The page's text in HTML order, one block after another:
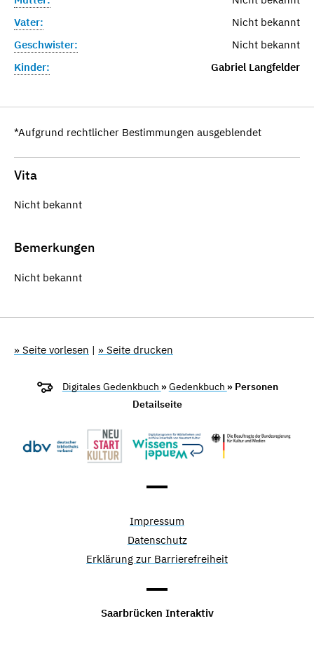
Vater:
Nicht bekannt
Geschwister:
Nicht bekannt
Kinder:
Gabriel Langfelder
*Aufgrund rechtlicher Bestimmungen ausgeblendet
Vita
Nicht bekannt
Bemerkungen
Nicht bekannt
» Seite vorlesen | » Seite drucken
Digitales Gedenkbuch »Gedenkbuch » Personen
Detailseite
Impressum
Datenschutz
Erklärung zur Barrierefreiheit
Saarbrücken Interaktiv